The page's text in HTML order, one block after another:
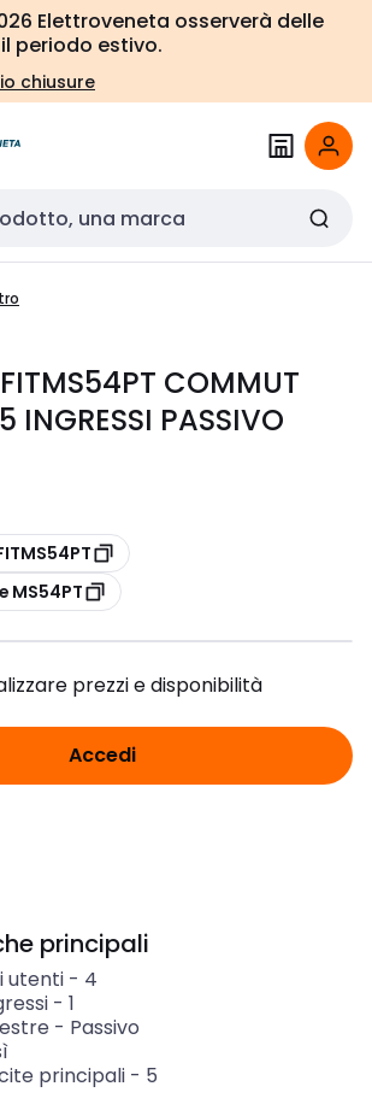
Elettroveneta osserverà delle
periodo estivo.
chiusure
COMMUT
INGRESSI PASSIVO
MS54PT
prezzi e disponibilità
Accedi
principali
utenti- 4
- 1
- Passivo
principali- 5